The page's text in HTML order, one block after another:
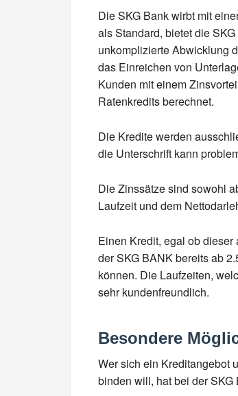
Die SKG Bank wirbt mit
als Standard, bietet die
unkomplizierte Abwicklung
das Einreichen von
Kunden mit einem
Ratenkredits berechnet.
Die Kredite werden
die Unterschrift kann
Die Zinssätze sind sowohl
Laufzeit und dem
Einen Kredit, egal ob
der SKG BANK bereits ab
können. Die Laufzeiten,
sehr kundenfreundlich.
Besondere
Wer sich ein Kreditangebot
binden will, hat bei der